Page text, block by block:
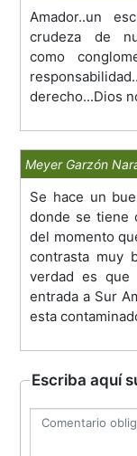
Amador..un
crudeza de
como
derecho...Dios
Meyer Garzón
Se hace un
donde se tiene
del momento
contrasta muy
verdad es
entrada a Sur
esta
Escriba aquí